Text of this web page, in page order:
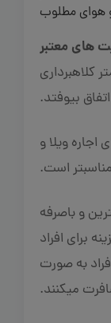
هوای مطلوب
های معتبر
کلاهبرداری
اتفاق بیوفتد.
اجاره ویلا و
است.
و باصرفه
برای افراد
به صورت
میکنند.